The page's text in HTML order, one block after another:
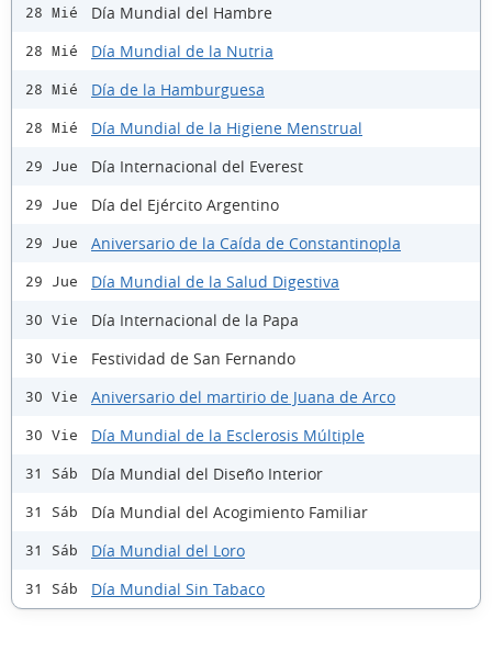
28 Mié Día Mundial del Hambre
28 Mié Día Mundial de la Nutria
28 Mié Día de la Hamburguesa
28 Mié Día Mundial de la Higiene Menstrual
29 Jue Día Internacional del Everest
29 Jue Día del Ejército Argentino
29 Jue Aniversario de la Caída de Constantinopla
29 Jue Día Mundial de la Salud Digestiva
30 Vie Día Internacional de la Papa
30 Vie Festividad de San Fernando
30 Vie Aniversario del martirio de Juana de Arco
30 Vie Día Mundial de la Esclerosis Múltiple
31 Sáb Día Mundial del Diseño Interior
31 Sáb Día Mundial del Acogimiento Familiar
31 Sáb Día Mundial del Loro
31 Sáb Día Mundial Sin Tabaco